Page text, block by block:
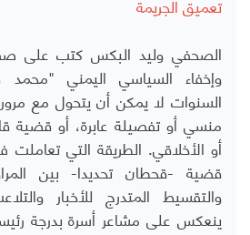
الصحفي وليد البكس كتب على
وإخفاء السياسي اليمني
السنوات لا يمكن أن يتحول مع
منسي أو تفصيلة عابرة، أو قضية
أو الأخلاقي. الطريقة التي تعاملت
قضية -قحطان تحديدا- بين
والتقسيط المتدرج للأخبار
ينعكس على مشاعر أسرة بدرجة